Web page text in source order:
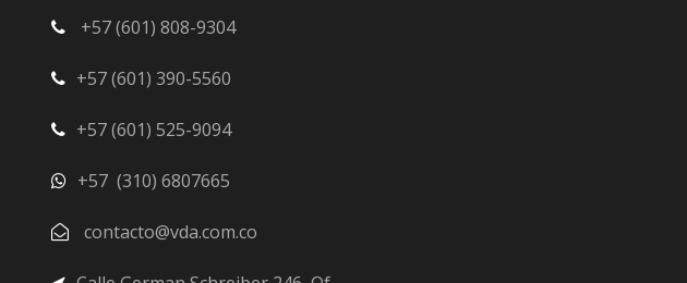
+57 (601) 808-9304
+57 (601) 390-5560
+57 (601) 525-9094
+57 (310) 6807665
contacto@vda.com.co